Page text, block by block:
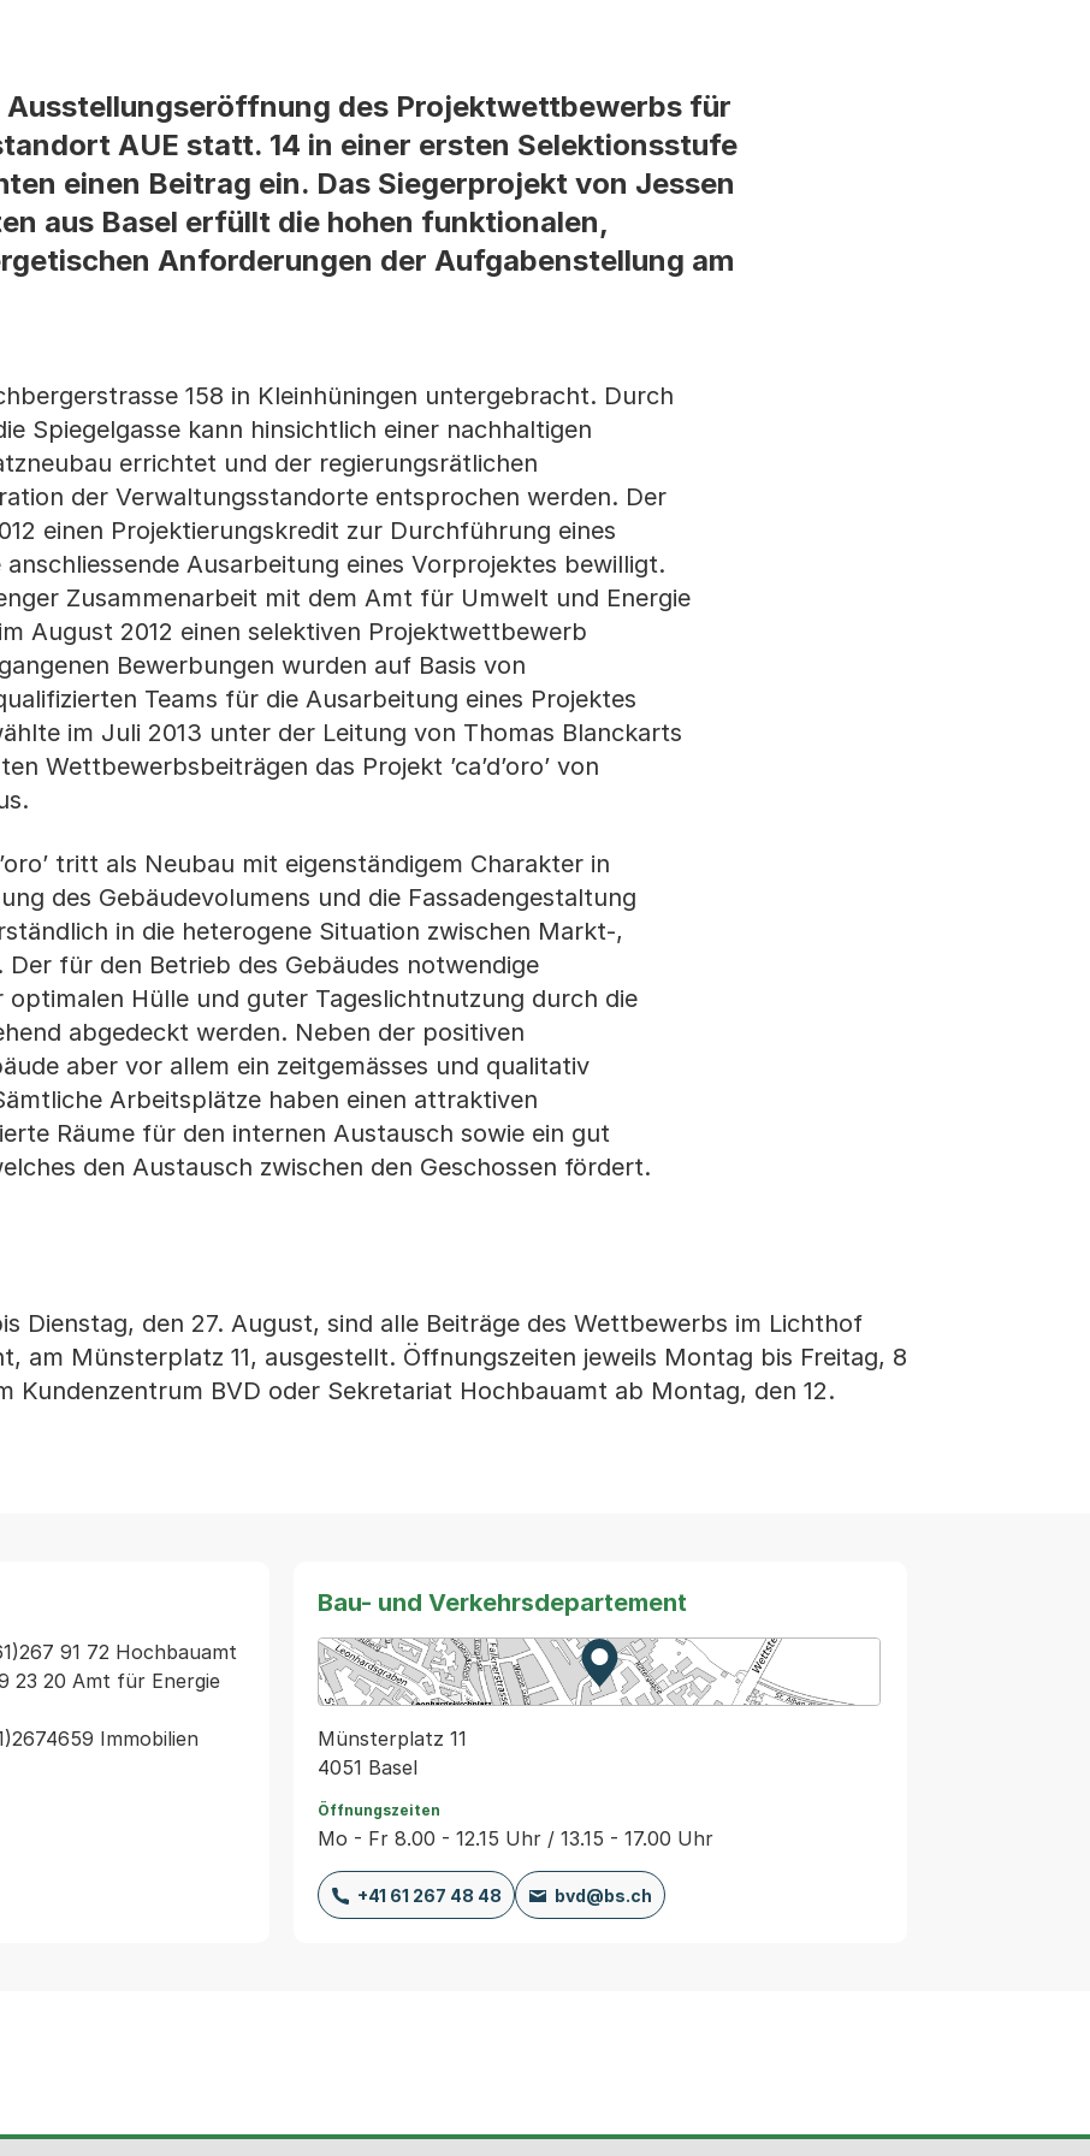
Ausstellungseröffnung des Projektwettbewerbs für
AUE statt. 14 in einer ersten Selektionsstufe
einen Beitrag ein. Das Siegerprojekt von Jessen
aus Basel erfüllt die hohen funktionalen,
Anforderungen der Aufgabenstellung am
158 in Kleinhüningen untergebracht. Durch
Spiegelgasse kann hinsichtlich einer nachhaltigen
errichtet und der regierungsrätlichen
der Verwaltungsstandorte entsprochen werden. Der
einen Projektierungskredit zur Durchführung eines
Ausarbeitung eines Vorprojektes bewilligt.
Zusammenarbeit mit dem Amt für Umwelt und Energie
August 2012 einen selektiven Projektwettbewerb
Bewerbungen wurden auf Basis von
Teams für die Ausarbeitung eines Projektes
im Juli 2013 unter der Leitung von Thomas Blanckarts
Wettbewerbsbeiträgen das Projekt ’ca’d’oro’ von
tritt als Neubau mit eigenständigem Charakter in
des Gebäudevolumens und die Fassadengestaltung
in die heterogene Situation zwischen Markt-,
Der für den Betrieb des Gebäudes notwendige
optimalen Hülle und guter Tageslichtnutzung durch die
abgedeckt werden. Neben der positiven
aber vor allem ein zeitgemässes und qualitativ
Arbeitsplätze haben einen attraktiven
Räume für den internen Austausch sowie ein gut
den Austausch zwischen den Geschossen fördert.
Dienstag, den 27. August, sind alle Beiträge des Wettbewerbs im Lichthof
am Münsterplatz 11, ausgestellt. Öffnungszeiten jeweils Montag bis Freitag, 8
Kundenzentrum BVD oder Sekretariat Hochbauamt ab Montag, den 12.
91 72 Hochbauamt
23 20 Amt für Energie
Immobilien
Bau- und Verkehrsdepartement
Zur Karte von MapBS.
Externer Link, wird in einem neuen Tab oder
Münsterplatz 11
4051 Basel
Öffnungszeiten
Mo - Fr 8.00 - 12.15 Uhr / 13.15 - 17.00 Uhr
+41 61 267 48 48 bvd@bs.ch